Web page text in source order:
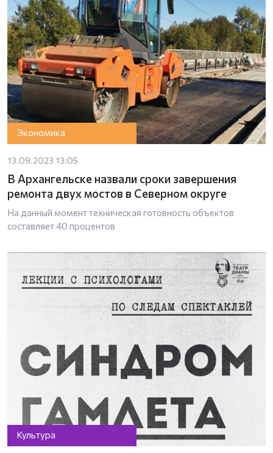
Экономика
13.09.2023 13:05
В Архангельске назвали сроки завершения
ремонта двух мостов в Северном округе
На данный момент техническая готовность объектов
составляет 40 процентов
Культура